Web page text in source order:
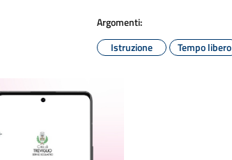
Argomenti:
Istruzione
Tempo libero